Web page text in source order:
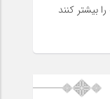
بیشتر کنند